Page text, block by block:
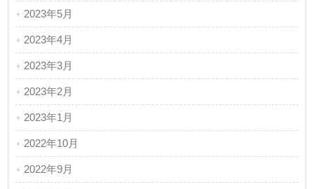
2023年5月
2023年4月
2023年3月
2023年2月
2023年1月
2022年10月
2022年9月